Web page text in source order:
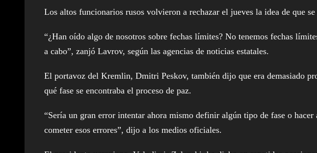
Los altos funcionarios rusos volvieron a rechazar el jueves la idea de que
“¿Han oído algo de nosotros sobre fechas límites? No tenemos fechas
a cabo”, zanjó Lavrov, según las agencias de noticias estatales.
El portavoz del Kremlin, Dmitri Peskov, también dijo que era demasiado
qué fase se encontraba el proceso de paz.
“Sería un gran error intentar ahora mismo definir algún tipo de fase o
cometer esos errores”, dijo a los medios oficiales.